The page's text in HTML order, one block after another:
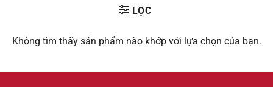
LỌC
Không tìm thấy sản phẩm nào khớp với lựa chọn của bạn.